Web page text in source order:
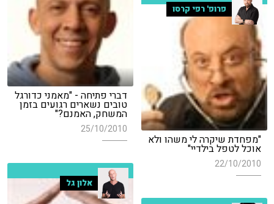
דברי פתיחה - "מאמני כדורגל
טובים נשארים רגועים בזמן
המשחק, האמנם?"
25/10/2010
פרופ' רפי קרסו
"מפחדת שיקרה לי משהו ולא
אוכל לטפל בילדיי"
22/10/2010
אלון גל